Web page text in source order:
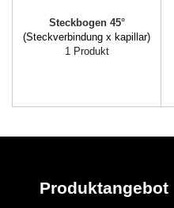
Steckbogen 45°
(Steckverbindung x kapillar)
1 Produkt
Produktangebot